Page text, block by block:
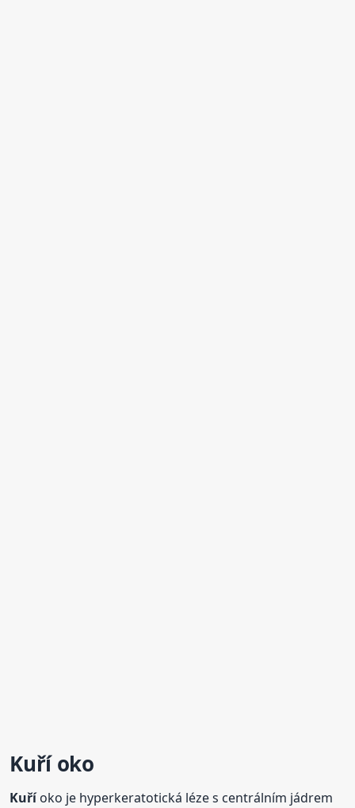
Kuříoko
Kuříoko je hyperkeratotická léze s centrálním jádrem